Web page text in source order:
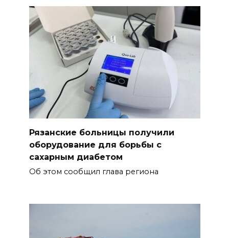
Рязанские больницы получили
оборудование для борьбы с
сахарным диабетом
Об этом сообщил глава региона